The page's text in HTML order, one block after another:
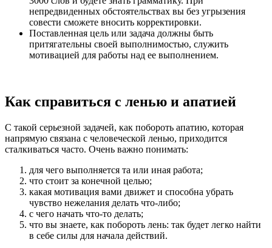
непредвиденных обстоятельствах вы без угрызения
совести сможете вносить корректировки.
Поставленная цель или задача должны быть
притягательны своей выполнимостью, служить
мотивацией для работы над ее выполнением.
Как справиться с ленью и апатией
С такой серьезной задачей, как побороть апатию, которая
напрямую связана с человеческой ленью, приходится
сталкиваться часто. Очень важно понимать:
для чего выполняется та или иная работа;
что стоит за конечной целью;
какая мотивация вами движет и способна убрать
чувство нежелания делать что-либо;
с чего начать что-то делать;
что вы знаете, как побороть лень: так будет легко найти
в себе силы для начала действий.